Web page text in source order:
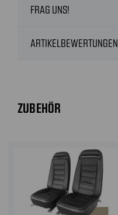
FRAG UNS!
ARTIKELBEWERTUNGEN
ZUBEHÖR